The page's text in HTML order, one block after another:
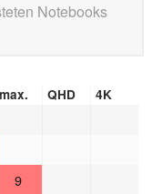
Notebooks
max. QHD
4K
9